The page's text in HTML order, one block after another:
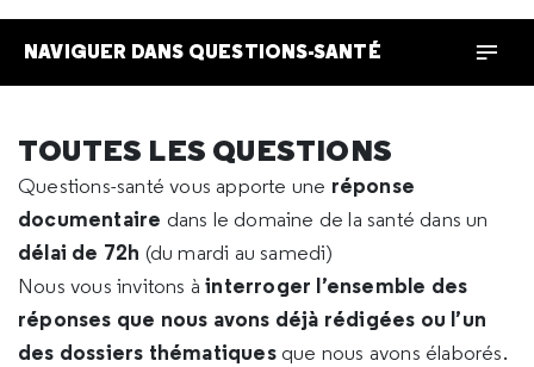
NAVIGUER DANS QUESTIONS-SANTÉ
TOUTES LES QUESTIONS
Questions-santé vous apporte une réponse
documentaire dans le domaine de la santé dans un
délai de 72h (du mardi au samedi)
Nous vous invitons àinterroger l’ensemble des
réponses que nous avons déjà rédigées ou l’un
des dossiers thématiques que nous avons élaborés.